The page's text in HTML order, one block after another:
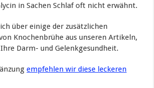
in Sachen Schlaf oft nicht erwähnt.
über einige der zusätzlichen
Knochenbrühe aus unseren Artikeln,
Darm- und Gelenkgesundheit.
empfehlen wir diese leckeren